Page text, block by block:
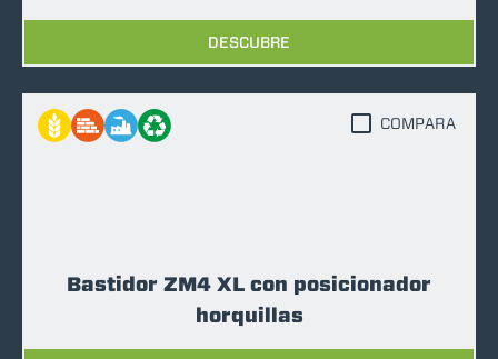
DESCUBRE
Bastidor ZM4 XL con posicionador
horquillas
COMPARA